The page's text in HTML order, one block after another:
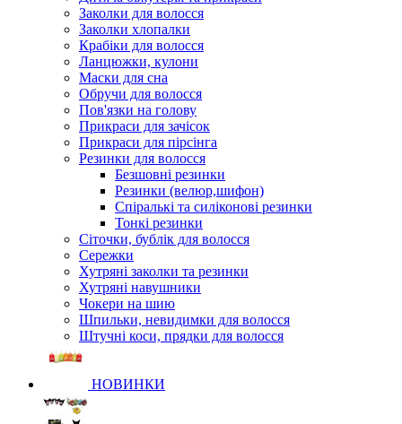
Заколки для волосся
Заколки хлопалки
Крабіки для волосся
Ланцюжки, кулони
Маски для сна
Обручи для волосся
Пов'язки на голову
Прикраси для зачісок
Прикраси для пірсінга
Резинки для волосся
Безшовні резинки
Резинки (велюр,шифон)
Спіралькі та силіконові резинки
Тонкі резинки
Сіточки, бублік для волосся
Сережки
Хутряні заколки та резинки
Хутряні навушники
Чокери на шию
Шпильки, невидимки для волосся
Штучні коси, прядки для волосся
НОВИНКИ